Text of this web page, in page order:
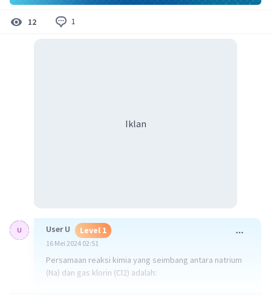
12 1
Iklan
User U Level 1
16 Mei 2024 02:51
Persamaan reaksi kimia yang seimbang antara natrium
(Na) dan gas klorin (Cl2) adalah: